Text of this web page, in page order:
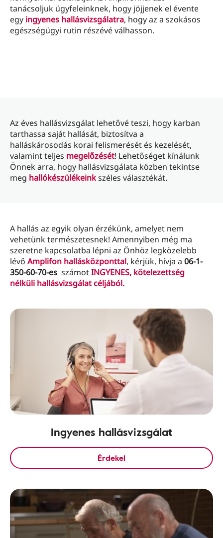
tanácsoljuk ügyfeleinknek, hogy jöjjenek el évente
egy ingyenes hallásvizsgálatra, hogy az a szokásos
egészségügyi rutin részévé válhasson.
Az éves hallásvizsgálat lehetővé teszi, hogy karban
tarthassa saját hallását, biztosítva a
halláskárosodás korai felismerését és kezelését,
valamint teljes megelőzését! Lehetőséget kínálunk
Önnek arra, hogy hallásvizsgálata közben tekintse
meg hallókészülékeinkszéles választékát.
A hallás az egyik olyan érzékünk, amelyet nem
vehetünk természetesnek! Amennyiben még ma
szeretne kapcsolatba lépni az Önhöz legközelebb
lévő Amplifon hallásközponttal, kérjük, hívja a 06-1-
350-60-70-es számotINGYENES, kötelezettség
nélküli hallásvizsgálat céljából.
Ingyenes hallásvizsgálat
Érdekel